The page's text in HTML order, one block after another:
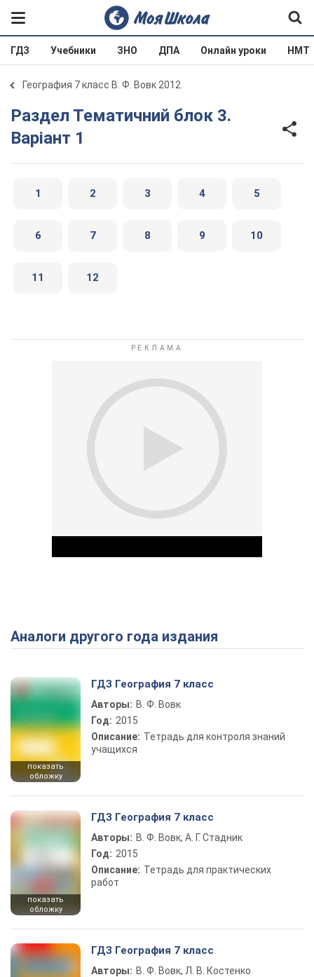
ГДЗ Учебники ЗНО ДПА Онлайн уроки НМТ
География 7 класс В. Ф. Вовк 2012
Раздел Тематичний блок 3.
Варіант 1
1 2 3 4 5
6 7 8 9 10
11 12
Play Video
Аналоги другого года издания
показать
обложку
ГДЗ География 7 класс
Авторы: В. Ф. Вовк
Год: 2015
Описание: Тетрадь для контроля знаний
учащихся
показать
обложку
ГДЗ География 7 класс
Авторы: В. Ф. Вовк, А. Г. Стадник
Год: 2015
Описание: Тетрадь для практических
работ
ГДЗ География 7 класс
Авторы: В. Ф. Вовк, Л. В. Костенко